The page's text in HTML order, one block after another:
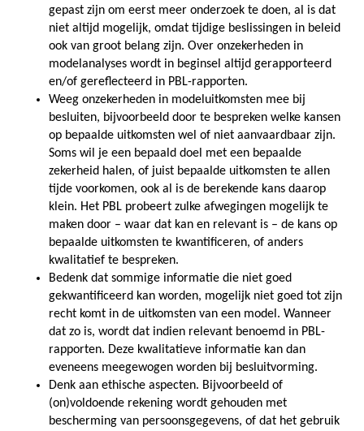
gepast zijn om eerst meer onderzoek te doen, al is dat
niet altijd mogelijk, omdat tijdige beslissingen in beleid
ook van groot belang zijn. Over onzekerheden in
modelanalyses wordt in beginsel altijd gerapporteerd
en/of gereflecteerd in PBL-rapporten.
Weeg onzekerheden in modeluitkomsten mee bij
besluiten, bijvoorbeeld door te bespreken welke kansen
op bepaalde uitkomsten wel of niet aanvaardbaar zijn.
Soms wil je een bepaald doel met een bepaalde
zekerheid halen, of juist bepaalde uitkomsten te allen
tijde voorkomen, ook al is de berekende kans daarop
klein. Het PBL probeert zulke afwegingen mogelijk te
maken door – waar dat kan en relevant is – de kans op
bepaalde uitkomsten te kwantificeren, of anders
kwalitatief te bespreken.
Bedenk dat sommige informatie die niet goed
gekwantificeerd kan worden, mogelijk niet goed tot zijn
recht komt in de uitkomsten van een model. Wanneer
dat zo is, wordt dat indien relevant benoemd in PBL-
rapporten. Deze kwalitatieve informatie kan dan
eveneens meegewogen worden bij besluitvorming.
Denk aan ethische aspecten. Bijvoorbeeld of
(on)voldoende rekening wordt gehouden met
bescherming van persoonsgegevens, of dat het gebruik